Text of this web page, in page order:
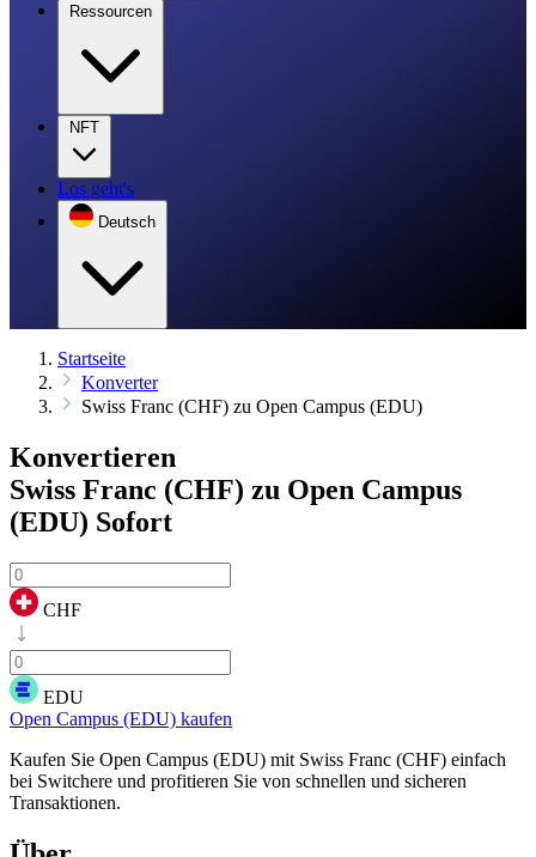
Ressourcen
NFT
Los geht's
Deutsch
Startseite
Konverter
Swiss Franc (CHF) zu Open Campus (EDU)
Konvertieren
Swiss Franc (CHF) zu Open Campus
(EDU) Sofort
CHF
EDU
Open Campus (EDU) kaufen
Kaufen Sie Open Campus (EDU) mit Swiss Franc (CHF) einfach
bei Switchere und profitieren Sie von schnellen und sicheren
Transaktionen.